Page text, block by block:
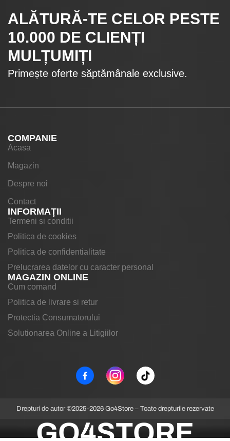
ALĂTURĂ-TE CELOR PESTE
10.000 DE CLIENȚI
MULȚUMIȚI
Primește oferte săptămânale exclusive.
COMPANIE
Acasa
Magazin
Despre noi
Contact
INFORMAŢII
Termeni si conditii
Politica de cookies
Politica de confidentialitate
Prelucrarea datelor cu caracter personal
MAGAZIN ONLINE
Cum comand
Politica de livrare si retur
Protectia Consumatorului
Solutionarea Online a Litigiilor
Drepturi de autor ©2025-2026 Go4Store – Toate drepturile rezervate
GO4STORE